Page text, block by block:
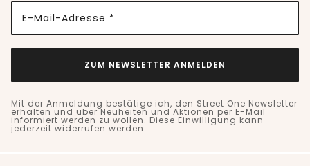
E-Mail-Adresse *
ZUM NEWSLETTER ANMELDEN
Mit der Anmeldung bestätige ich, den Street One Newsletter
erhalten und über Neuheiten und Aktionen per E-Mail
informiert werden zu wollen. Diese Einwilligung kann
jederzeit widerrufen werden.